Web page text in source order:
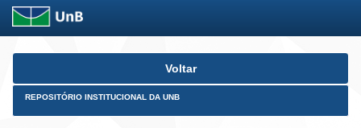
Skip
Voltar
REPOSITÓRIO INSTITUCIONAL DA UNB